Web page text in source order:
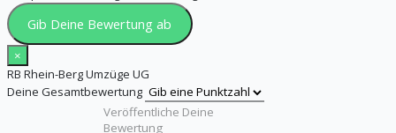
Gib Deine Bewertung ab
×
RB Rhein-Berg Umzüge UG
Deine Gesamtbewertung